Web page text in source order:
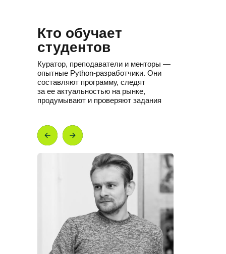
Кто обучает
студентов
Куратор, преподаватели и менторы —
опытные Python-разработчики. Они
составляют программу, следят
за ее актуальностью на рынке,
продумывают и проверяют задания